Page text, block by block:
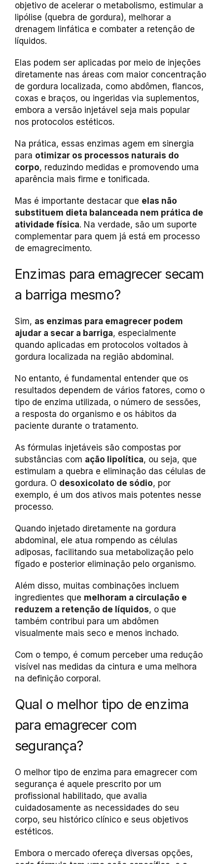
objetivo de acelerar o metabolismo, estimular a
lipólise (quebra de gordura), melhorar a
drenagem linfática e combater a retenção de
líquidos.
Elas podem ser aplicadas por meio de injeções
diretamente nas áreas com maior concentração
de gordura localizada, como abdômen, flancos,
coxas e braços, ou ingeridas via suplementos,
embora a versão injetável seja mais popular
nos protocolos estéticos.
Na prática, essas enzimas agem em sinergia
para otimizar os processos naturais do
corpo, reduzindo medidas e promovendo uma
aparência mais firme e tonificada.
Mas é importante destacar que elas não
substituem dieta balanceada nem prática de
atividade física. Na verdade, são um suporte
complementar para quem já está em processo
de emagrecimento.
Enzimas para emagrecer secam
a barriga mesmo?
Sim, as enzimas para emagrecer podem
ajudar a secar a barriga, especialmente
quando aplicadas em protocolos voltados à
gordura localizada na região abdominal.
No entanto, é fundamental entender que os
resultados dependem de vários fatores, como o
tipo de enzima utilizada, o número de sessões,
a resposta do organismo e os hábitos da
paciente durante o tratamento.
As fórmulas injetáveis são compostas por
substâncias com ação lipolítica, ou seja, que
estimulam a quebra e eliminação das células de
gordura. O desoxicolato de sódio, por
exemplo, é um dos ativos mais potentes nesse
processo.
Quando injetado diretamente na gordura
abdominal, ele atua rompendo as células
adiposas, facilitando sua metabolização pelo
fígado e posterior eliminação pelo organismo.
Além disso, muitas combinações incluem
ingredientes que melhoram a circulação e
reduzem a retenção de líquidos, o que
também contribui para um abdômen
visualmente mais seco e menos inchado.
Com o tempo, é comum perceber uma redução
visível nas medidas da cintura e uma melhora
na definição corporal.
Qual o melhor tipo de enzima
para emagrecer com
segurança?
O melhor tipo de enzima para emagrecer com
segurança é aquele prescrito por um
profissional habilitado, que avalia
cuidadosamente as necessidades do seu
corpo, seu histórico clínico e seus objetivos
estéticos.
Embora o mercado ofereça diversas opções,